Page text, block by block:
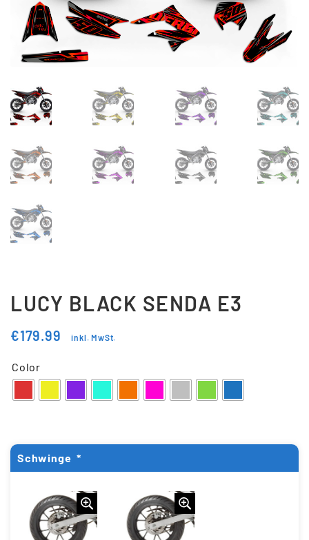
Shop
Updraft Central
Warenkorb
Widerrufsbelehrung
Wunschliste
LUCY BLACK SENDA E3
€179.99 inkl. MwSt.
Color
Schwinge *